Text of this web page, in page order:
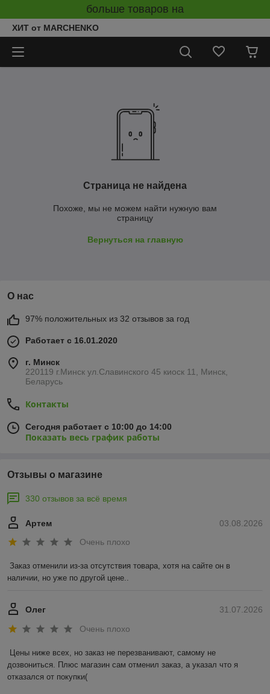
больше товаров на
ХИТ от MARCHENKO
Страница не найдена
Похоже, мы не можем найти нужную вам
страницу
Вернуться на главную
О нас
97% положительных из 32 отзывов за год
Работает с 16.01.2020
г. Минск
220119 г.Минск ул.Славинского 45 киоск 11, Минск,
Беларусь
Контакты
Сегодня работает с 10:00 до 14:00
Показать весь график работы
Отзывы о магазине
330 отзывов за всё время
03.08.2026
Артем
Очень плохо
Заказ отменили из-за отсутствия товара, хотя на сайте он в
наличии, но уже по другой цене..
31.07.2026
Олег
Очень плохо
Цены ниже всех, но заказ не перезванивают, самому не
дозвониться. Плюс магазин сам отменил заказ, а указал что я
отказался от покупки(